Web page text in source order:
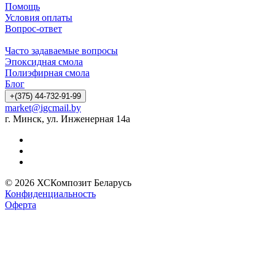
Помощь
Условия оплаты
Вопрос-ответ
Часто задаваемые вопросы
Эпоксидная смола
Полиэфирная смола
Блог
+(375) 44-732-91-99
market@igcmail.by
г. Минск, ул. Инженерная 14а
© 2026 ХСКомпозит Беларусь
Конфиденциальность
Оферта